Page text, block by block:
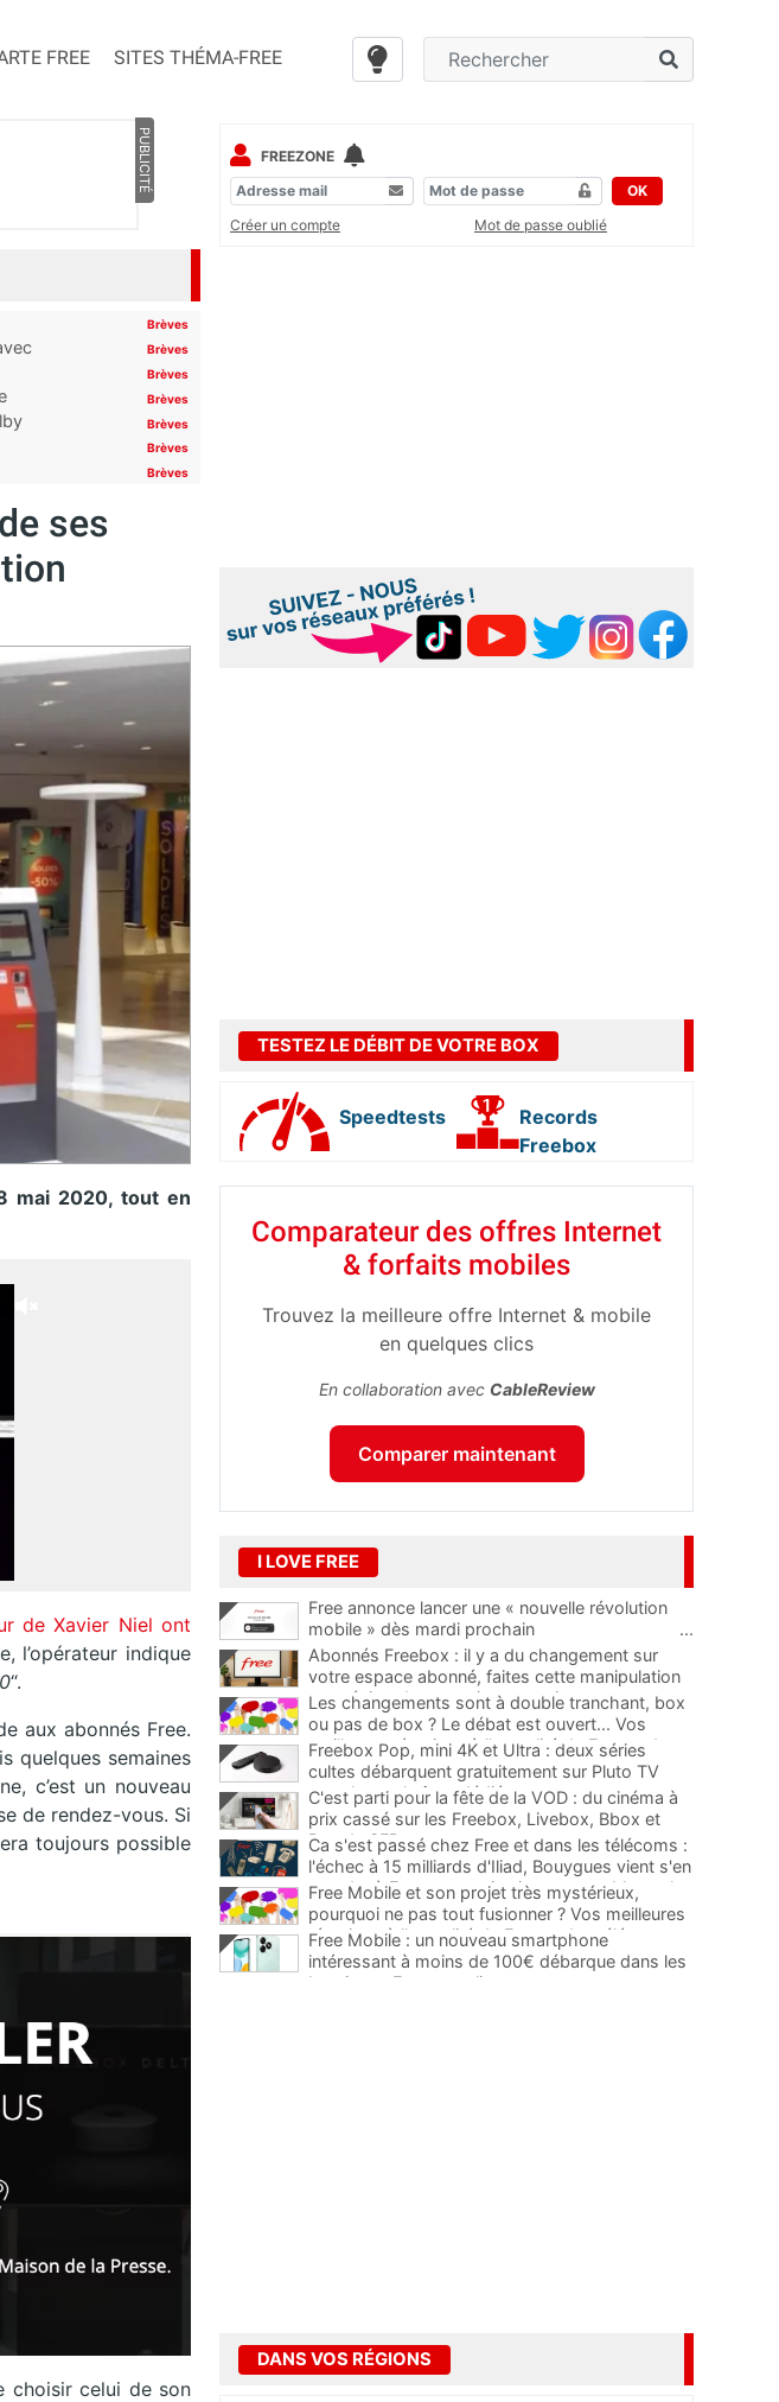
FREE SITES THÉMA-FREE
PUBLICITÉ
Brèves
Brèves
Brèves
Brèves
Brèves
Brèves
Brèves
ses
mai 2020, tout en
de Xavier Niel ont
l’opérateur indique
“.
aux abonnés Free.
quelques semaines
c’est un nouveau
de rendez-vous. Si
toujours possible
choisir celui de son
FREEZONE
OK
Créer un compte
Mot de passe oublié
TESTEZ LE DÉBIT DE VOTRE BOX
Speedtests
Records
Freebox
Comparateur des offres Internet
& forfaits mobiles
Trouvez la meilleure offre Internet & mobile
en quelques clics
En collaboration avec CableReview
Comparer maintenant
I LOVE FREE
Free annonce lancer une « nouvelle révolution
mobile » dès mardi prochain
...
Abonnés Freebox : il y a du changement sur
votre espace abonné, faites cette manipulation
pour éviter de mauvaises surprises
...
Les changements sont à double tranchant, box
ou pas de box ? Le débat est ouvert... Vos
meilleures réactions à l'actualité de Free et des
télécoms
Freebox Pop, mini 4K et Ultra : deux séries
cultes débarquent gratuitement sur Pluto TV
avec leurs chaînes dédiées
C'est parti pour la fête de la VOD : du cinéma à
prix cassé sur les Freebox, Livebox, Bbox et
Box de SFR
...
Ca s'est passé chez Free et dans les télécoms :
l'échec à 15 milliards d'Iliad, Bouygues vient s'en
prendre à Free, un service incontournable sur les
Freebox...
...
Free Mobile et son projet très mystérieux,
pourquoi ne pas tout fusionner ? Vos meilleures
réactions à l'actualité de Free et des télécoms
Free Mobile : un nouveau smartphone
intéressant à moins de 100€ débarque dans les
boutiques Free et en ligne
DANS VOS RÉGIONS